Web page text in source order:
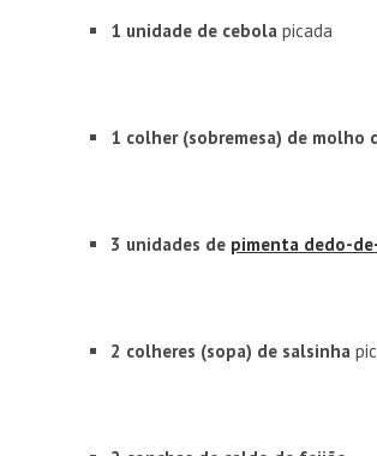
1 unidade de cebola picada
1 colher (sobremesa) de molho
3 unidades de pimenta dedo-
2 colheres (sopa) de salsinha